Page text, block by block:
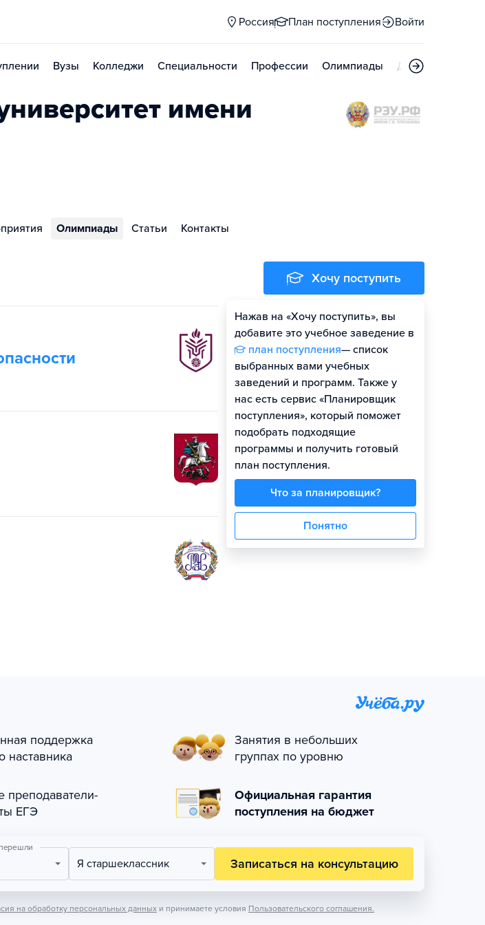
Россия План поступления Войти
Вузы Колледжи Специальности Профессии Олимпиады Дни открытых
имени
Олимпиады Статьи Контакты
Хочу поступить
Нажав на «Хочу поступить», вы
добавите это учебное заведение в
план поступления— список
выбранных вами учебных
заведений и программ. Также у
нас есть сервис «Планировщик
поступления», который поможет
подобрать подходящие
программы и получить готовый
план поступления.
Что за планировщик?
Понятно
Оценить шансы
поддержка
наставника
Занятия в небольших
группах по уровню
преподаватели-
ЕГЭ
Официальная гарантия
поступления на бюджет
Я старшеклассник Записаться на консультацию
на обработку персональных данных и принимаете условия Пользовательского соглашения.